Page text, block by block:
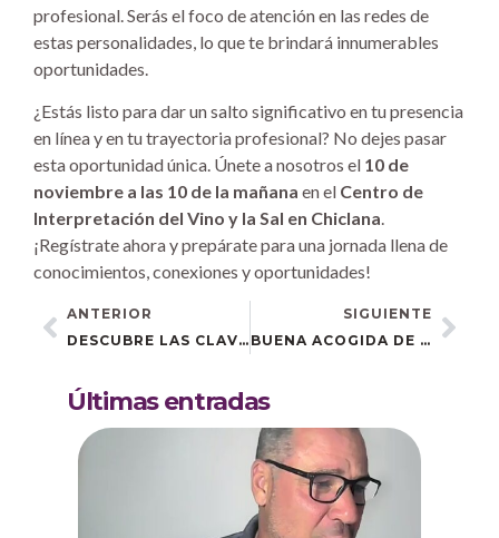
profesional. Serás el foco de atención en las redes de
estas personalidades, lo que te brindará innumerables
oportunidades.
¿Estás listo para dar un salto significativo en tu presencia
en línea y en tu trayectoria profesional? No dejes pasar
esta oportunidad única. Únete a nosotros el 10 de
noviembre a las 10 de la mañana en el Centro de
Interpretación del Vino y la Sal en Chiclana.
¡Regístrate ahora y prepárate para una jornada llena de
conocimientos, conexiones y oportunidades!
ANTERIOR
DESCUBRE LAS CLAVES DEL ÉXITO EN REDES SOCIALES Y WHATSAPP BUSINESS CON SANDRA APARICIO EN ESPARTINAS
SIGUIENTE
BUENA ACOGIDA DE LA JORNADA DE MARKETING DIGITAL CELEBRADA EN MAIRENA DEL ALCOR
Últimas entradas